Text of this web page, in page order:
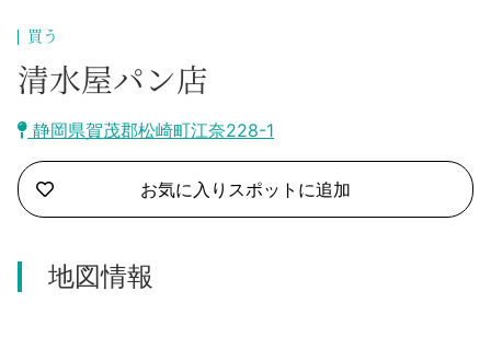
熱海市
沼津市
三島市
函南町
特集
旅の計画
モデルコース
宿泊・予約
日本語
買う
清水屋パン店
静岡県賀茂郡松崎町江奈228-1
お気に入りスポットに追加
地図情報